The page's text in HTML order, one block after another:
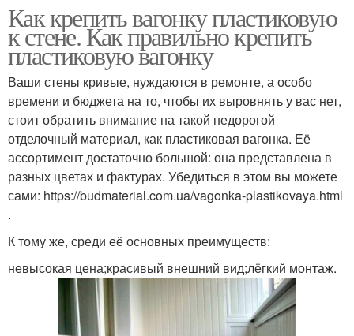
Как крепить вагонку пластиковую
к стене. Как правильно крепить
пластиковую вагонку
Ваши стены кривые, нуждаются в ремонте, а особо
времени и бюджета на то, чтобы их выровнять у вас нет,
стоит обратить внимание на такой недорогой
отделочный материал, как пластиковая вагонка. Её
ассортимент достаточно большой: она представлена в
разных цветах и фактурах. Убедиться в этом вы можете
сами: https://budmaterial.com.ua/vagonka-plastikovaya.html
.
К тому же, среди её основных преимуществ:
невысокая цена;красивый внешний вид;лёгкий монтаж.